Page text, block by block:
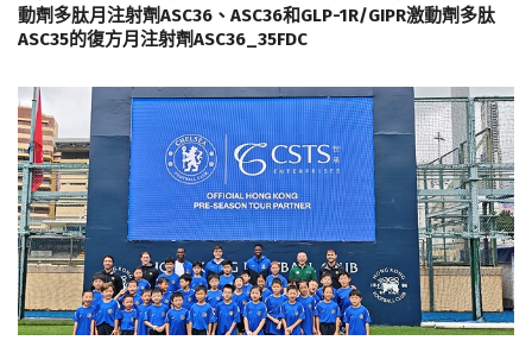
動劑多肽月注射劑ASC36、ASC36和GLP-1R/GIPR激動劑多肽
ASC35的復方月注射劑ASC36_35FDC